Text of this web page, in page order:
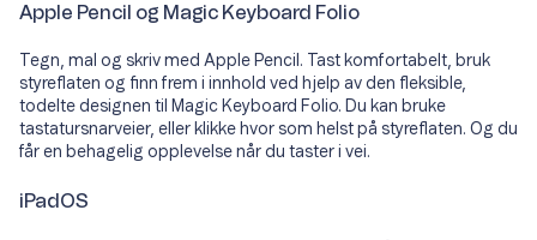
Apple Pencil og Magic Keyboard Folio
Tegn, mal og skriv med Apple Pencil. Tast komfortabelt, bruk
styreflaten og finn frem i innhold ved hjelp av den fleksible,
todelte designen til Magic Keyboard Folio. Du kan bruke
tastatursnarveier, eller klikke hvor som helst på styreflaten. Og du
får en behagelig opplevelse når du taster i vei.
iPadOS